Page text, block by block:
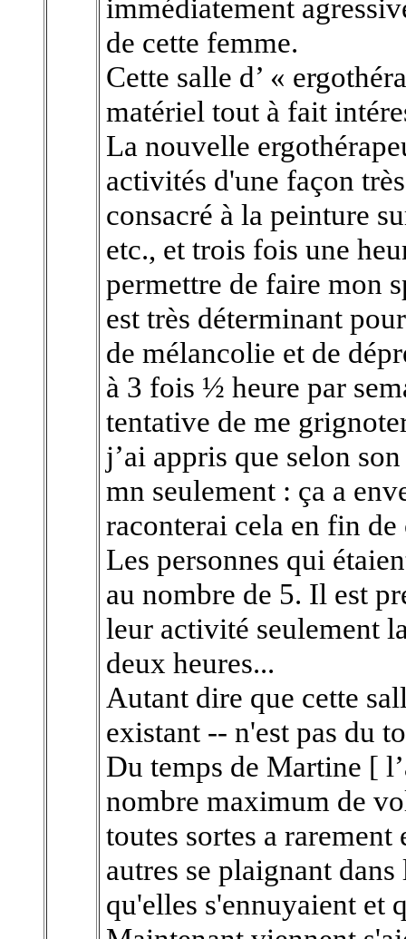
immédiatement
de cette femme.
Cette salle d’ «
matériel tout à fait
La nouvelle
activités d'une façon
consacré à la peinture
etc., et trois fois une
permettre de faire mon
est très déterminant
de mélancolie et de
à 3 fois ½ heure par
tentative de me
j’ai appris que selon
mn seulement : ça a
raconterai cela en fin de
Les personnes qui
au nombre de 5. Il est
leur activité seulement
deux heures...
Autant dire que cette
existant -- n'est pas du
Du temps de Martine [
nombre maximum de
toutes sortes a
autres se plaignant
qu'elles s'ennuyaient et